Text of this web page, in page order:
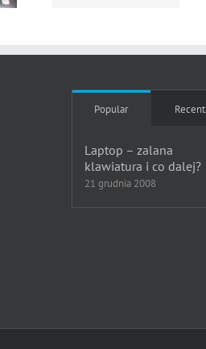
Popular Recent
Laptop – zalana
klawiatura i co dalej?
21 grudnia 2008